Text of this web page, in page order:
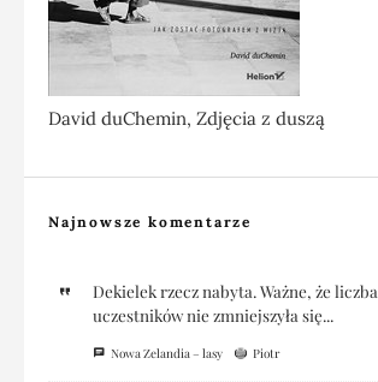
David duChemin, Zdjęcia z duszą
Najnowsze komentarze
Dekielek rzecz nabyta. Ważne, że liczba
uczestników nie zmniejszyła się...
Nowa Zelandia – lasy Piotr